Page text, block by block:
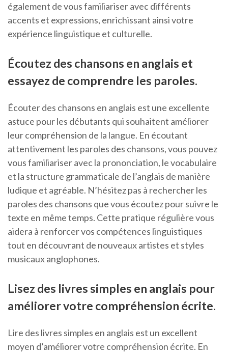
également de vous familiariser avec différents
accents et expressions, enrichissant ainsi votre
expérience linguistique et culturelle.
Écoutez des chansons en anglais et
essayez de comprendre les paroles.
Écouter des chansons en anglais est une excellente
astuce pour les débutants qui souhaitent améliorer
leur compréhension de la langue. En écoutant
attentivement les paroles des chansons, vous pouvez
vous familiariser avec la prononciation, le vocabulaire
et la structure grammaticale de l’anglais de manière
ludique et agréable. N’hésitez pas à rechercher les
paroles des chansons que vous écoutez pour suivre le
texte en même temps. Cette pratique régulière vous
aidera à renforcer vos compétences linguistiques
tout en découvrant de nouveaux artistes et styles
musicaux anglophones.
Lisez des livres simples en anglais pour
améliorer votre compréhension écrite.
Lire des livres simples en anglais est un excellent
moyen d’améliorer votre compréhension écrite. En